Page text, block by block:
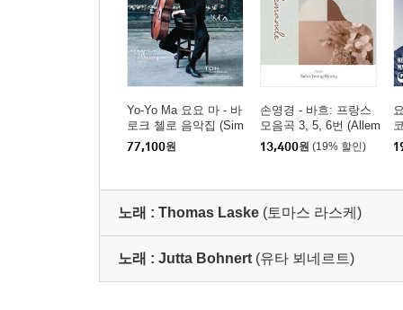
Yo-Yo Ma 요요 마 - 바
로크 첼로 음악집 (Sim
ply Baroque) [청록 컬
러 2LP]
77,100원
손영경 - 바흐: 프랑스
모음곡 3, 5, 6번 (Allem
ande)
13,400원 (19% 할인)
노래 : Thomas Laske (토마스 라스케)
노래 : Jutta Bohnert (유타 뵈네르트)